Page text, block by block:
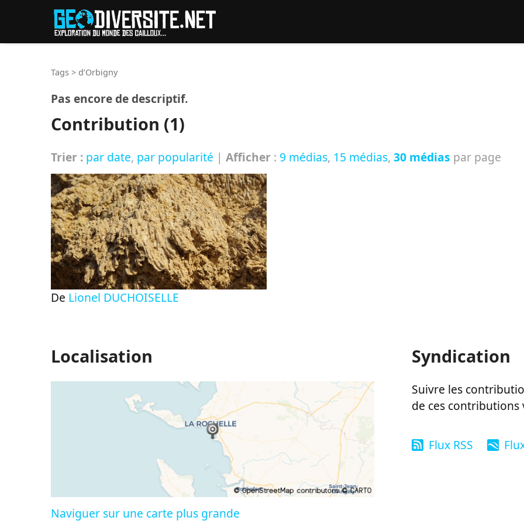
Tags > d’Orbigny
Pas encore de descriptif.
Contribution (1)
Trier : par date, par popularité | Afficher : 9 médias, 15 médias, 30 médias par page
De Lionel DUCHOISELLE
Localisation
Naviguer sur une carte plus grande
Syndication
Suivre les
de ces
Flux RSS